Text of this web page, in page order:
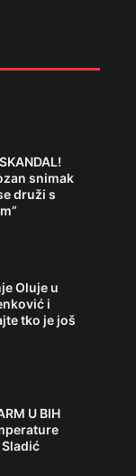
snimak
druži s
Oluje u
i
tko je još
U BIH